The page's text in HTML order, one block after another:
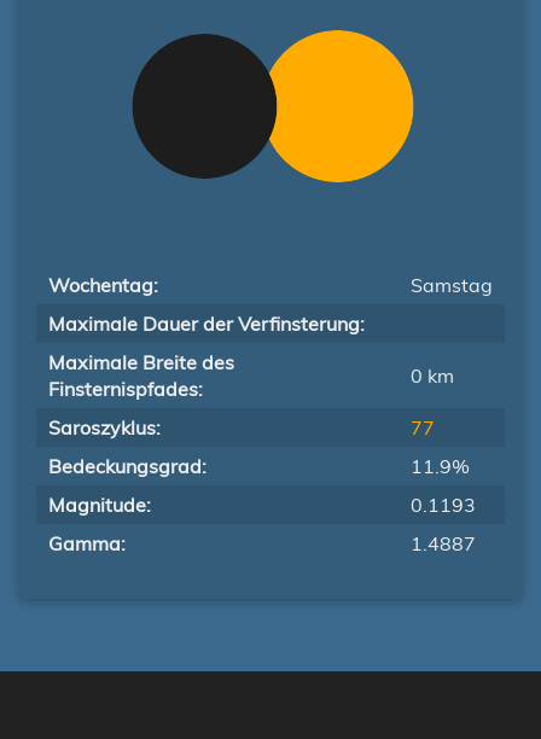
Wochentag:
Samstag
Maximale Dauer der Verfinsterung:
Maximale Breite des
Finsternispfades:
0 km
Saroszyklus:
77
Bedeckungsgrad:
11.9%
Magnitude:
0.1193
Gamma:
1.4887